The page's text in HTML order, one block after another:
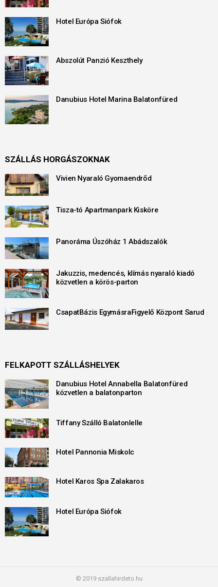
Hotel Európa Siófok
Abszolút Panzió Keszthely
Danubius Hotel Marina Balatonfüred
SZÁLLÁS HORGÁSZOKNAK
Vivien Nyaraló Gyomaendrőd
Tisza-tó Apartmanpark Kisköre
Panoráma Úszóház 1 Abádszalók
Jakuzzis, medencés, klímás nyaraló kiadó
közvetlen a körös-parton
CsapatBázis EgymásraFigyelő Központ Sarud
FELKAPOTT SZÁLLÁSHELYEK
Danubius Hotel Annabella Balatonfüred
közvetlen a balatonparton
Tiffany Szálló Balatonlelle
Hotel Pannonia Miskolc
Hotel Karos Spa Zalakaros
Hotel Európa Siófok
© 2019 szallahirdeto.hu